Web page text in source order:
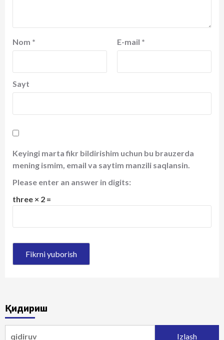
Nom * E-mail *
Sayt
Keyingi marta fikr bildirishim uchun bu brauzerda
mening ismim, email va saytim manzili saqlansin.
Please enter an answer in digits:
three × 2 =
Қидириш